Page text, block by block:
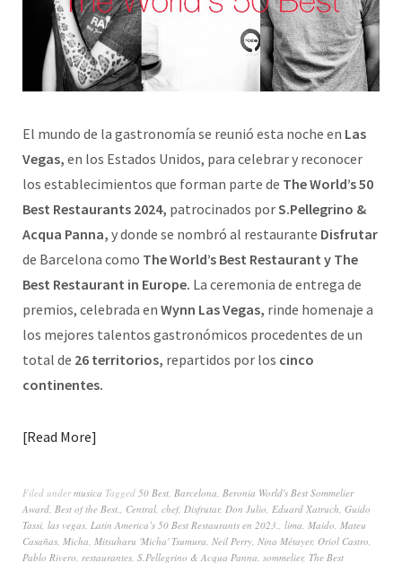
El mundo de la gastronomía se reunió esta noche en Las
Vegas, en los Estados Unidos, para celebrar y reconocer
los establecimientos que forman parte de The World’s 50
Best Restaurants 2024, patrocinados porS.Pellegrino &
Acqua Panna, y donde se nombró al restaurante Disfrutar
de Barcelona como The World’s Best Restaurant y The
Best Restaurant in Europe. La ceremonia de entrega de
premios, celebrada en Wynn Las Vegas, rinde homenaje a
los mejores talentos gastronómicos procedentes de un
total de 26 territorios, repartidos por los cinco
continentes.
Read More
Filed undermusica Tagged 50 Best, Barcelona, Beronia World's Best Sommelier
Award, Best of the Best., Central, chef, Disfrutar, Don Julio, Eduard Xatruch, Guido
Tassi, las vegas, Latin America’s 50 Best Restaurants en 2023., lima, Maido, Mateu
Casañas, Micha, Mitsuharu 'Micha' Tsumura, Neil Perry, Nina Métayer, Oriol Castro,
Pablo Rivero, restaurantes, S.Pellegrino & Acqua Panna, sommelier, The Best